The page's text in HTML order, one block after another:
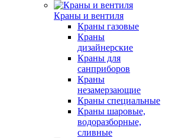
Краны и вентиля
Краны газовые
Краны
дизайнерские
Краны для
санприборов
Краны
незамерзающие
Краны специальные
Краны шаровые,
водоразборные,
сливные